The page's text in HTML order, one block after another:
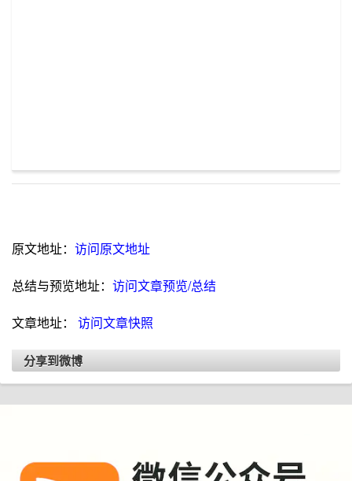
原文地址： 访问原文地址
总结与预览地址： 访问文章预览/总结
文章地址： 访问文章快照
分享到微博